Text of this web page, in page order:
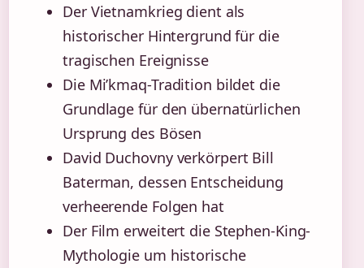
Der Vietnamkrieg dient als
historischer Hintergrund für die
tragischen Ereignisse
Die Mi’kmaq-Tradition bildet die
Grundlage für den übernatürlichen
Ursprung des Bösen
David Duchovny verkörpert Bill
Baterman, dessen Entscheidung
verheerende Folgen hat
Der Film erweitert die Stephen-King-
Mythologie um historische